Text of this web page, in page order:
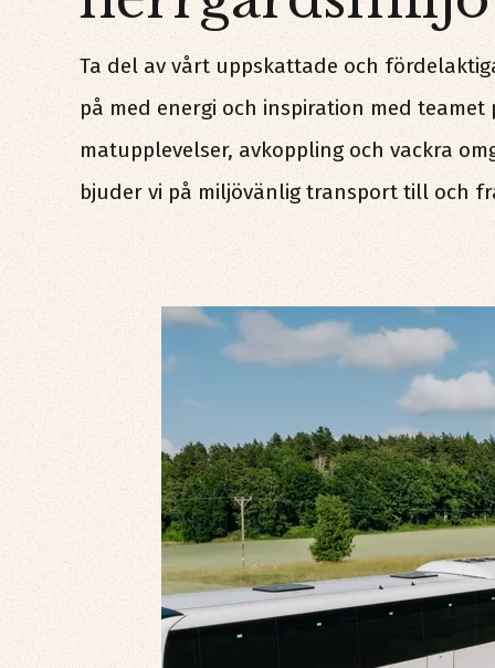
Ta del av vårt uppskattade och
på med energi och inspiration med
matupplevelser, avkoppling och vackra
bjuder vi på miljövänlig transport till och